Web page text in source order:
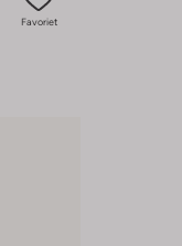
Favoriet